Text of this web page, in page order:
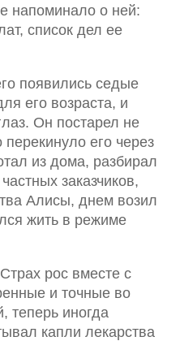
напоминало о ней:
список дел ее
появились седые
его возраста, и
Он постарел не
его через
из дома, разбирал
заказчиков,
Алисы, днем возил
жить в режиме
рос вместе с
и точные во
теперь иногда
капли лекарства